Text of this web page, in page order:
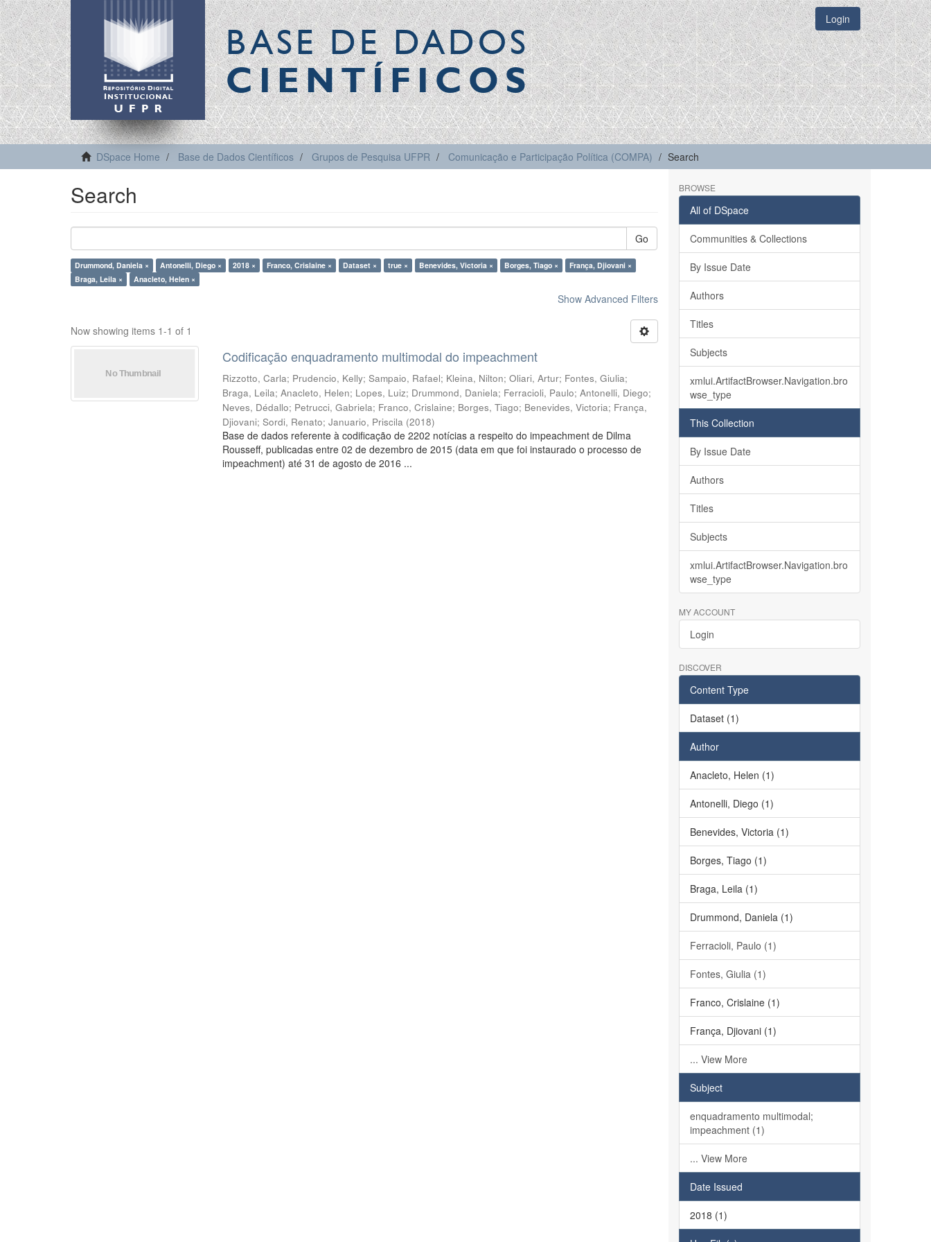
BASE DE DADOS
CIENTÍFICOS
Login
DSpace Home Base de Dados Científicos Grupos de Pesquisa UFPR Comunicação e Participação Política (COMPA) Search
Search
Go
Drummond, Daniela × Antonelli, Diego × 2018 × Franco, Crislaine × Dataset × true × Benevides, Victoria × Borges, Tiago ×
França, Djiovani ×
Braga, Leila ×
Anacleto, Helen ×
Show Advanced Filters
Now showing items 1-1 of 1
Codificação enquadramento multimodal do impeachment
Rizzotto, Carla; Prudencio, Kelly;Sampaio, Rafael; Kleina, Nilton;Oliari, Artur; Fontes, Giulia;
Braga, Leila;Anacleto, Helen; Lopes, Luiz; Drummond, Daniela; Ferracioli, Paulo;Antonelli, Diego;
Neves, Dédallo; Petrucci, Gabriela; Franco, Crislaine; Borges, Tiago; Benevides, Victoria; França,
Djiovani;Sordi, Renato;Januario, Priscila (2018)
Base de dados referente à codificação de 2202 notícias a respeito do impeachment de Dilma
Rousseff, publicadas entre 02 de dezembro de 2015 (data em que foi instaurado o processo de
impeachment) até 31 de agosto de 2016 ...
BROWSE
All of DSpace
Communities & Collections
By Issue Date
Authors
Titles
Subjects
xmlui.ArtifactBrowser.Navigation.bro
wse_type
This Collection
By Issue Date
Authors
Titles
Subjects
xmlui.ArtifactBrowser.Navigation.bro
wse_type
MY ACCOUNT
Login
DISCOVER
Content Type
Dataset (1)
Author
Anacleto, Helen (1)
Antonelli, Diego (1)
Benevides, Victoria (1)
Borges, Tiago (1)
Braga, Leila (1)
Drummond, Daniela (1)
Ferracioli, Paulo (1)
Fontes, Giulia (1)
Franco, Crislaine (1)
França, Djiovani (1)
... View More
Subject
enquadramento multimodal;
impeachment (1)
... View More
Date Issued
2018 (1)